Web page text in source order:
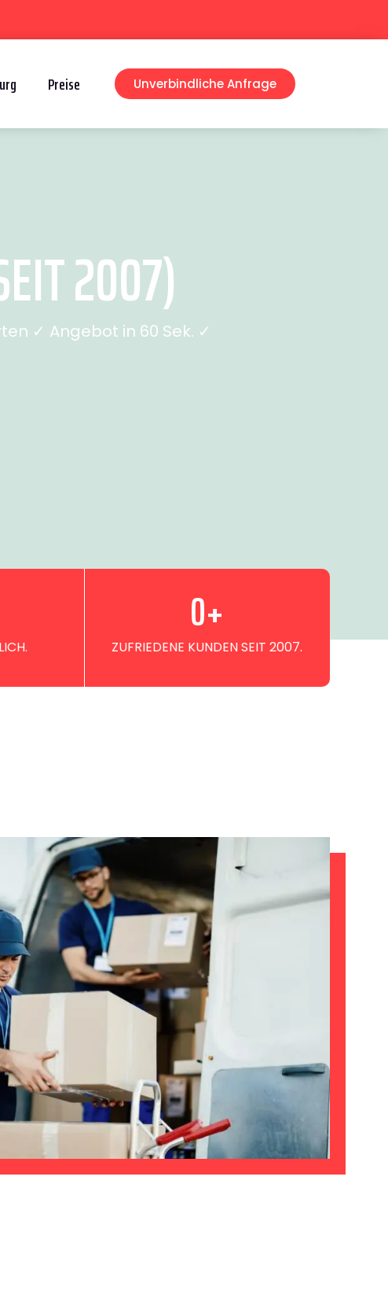
Preise Unverbindliche Anfrage
2007)
✓ Angebot in 60 Sek. ✓
ZUFRIEDENE KUNDEN SEIT 2007.
0+